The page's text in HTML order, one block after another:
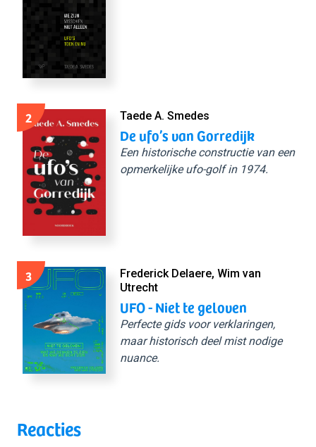
2 Taede A. Smedes
De ufo’s van Gorredijk
Een historische constructie van een
opmerkelijke ufo-golf in 1974.
3
Frederick Delaere, Wim van
Utrecht
UFO - Niet te geloven
Perfecte gids voor verklaringen,
maar historisch deel mist nodige
nuance.
Reacties